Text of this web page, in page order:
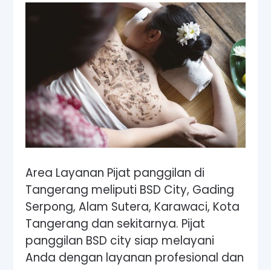
Area Layanan Pijat panggilan di
Tangerang meliputi BSD City, Gading
Serpong, Alam Sutera, Karawaci, Kota
Tangerang dan sekitarnya. Pijat
panggilan BSD city siap melayani
Anda dengan layanan profesional dan